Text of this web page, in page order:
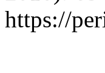
https://